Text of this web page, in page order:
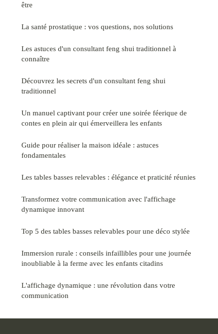
être
La santé prostatique : vos questions, nos solutions
Les astuces d'un consultant feng shui traditionnel à
connaître
Découvrez les secrets d'un consultant feng shui
traditionnel
Un manuel captivant pour créer une soirée féerique de
contes en plein air qui émerveillera les enfants
Guide pour réaliser la maison idéale : astuces
fondamentales
Les tables basses relevables : élégance et praticité réunies
Transformez votre communication avec l'affichage
dynamique innovant
Top 5 des tables basses relevables pour une déco stylée
Immersion rurale : conseils infaillibles pour une journée
inoubliable à la ferme avec les enfants citadins
L'affichage dynamique : une révolution dans votre
communication